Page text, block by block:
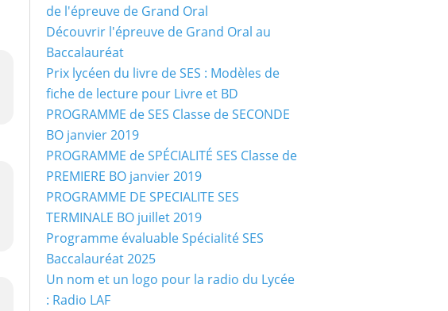
de l'épreuve de Grand Oral
Découvrir l'épreuve de Grand Oral au
Baccalauréat
Prix lycéen du livre de SES : Modèles de
fiche de lecture pour Livre et BD
PROGRAMME de SES Classe de SECONDE
BO janvier 2019
PROGRAMME de SPÉCIALITÉ SES Classe de
PREMIERE BO janvier 2019
PROGRAMME DE SPECIALITE SES
TERMINALE BO juillet 2019
Programme évaluable Spécialité SES
Baccalauréat 2025
Un nom et un logo pour la radio du Lycée
: Radio LAF